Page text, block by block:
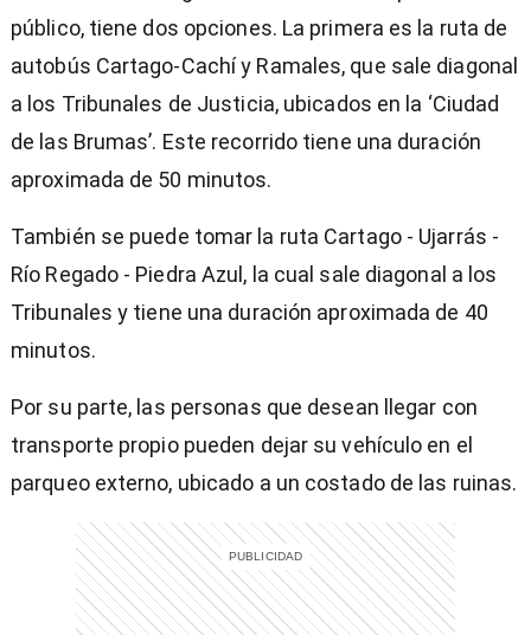
público, tiene dos opciones. La primera es la ruta de
autobús Cartago-Cachí y Ramales, que sale diagonal
a los Tribunales de Justicia, ubicados en la ‘Ciudad
de las Brumas’. Este recorrido tiene una duración
aproximada de 50 minutos.
También se puede tomar la ruta Cartago - Ujarrás -
Río Regado - Piedra Azul, la cual sale diagonal a los
Tribunales y tiene una duración aproximada de 40
minutos.
Por su parte, las personas que desean llegar con
transporte propio pueden dejar su vehículo en el
parqueo externo, ubicado a un costado de las ruinas.